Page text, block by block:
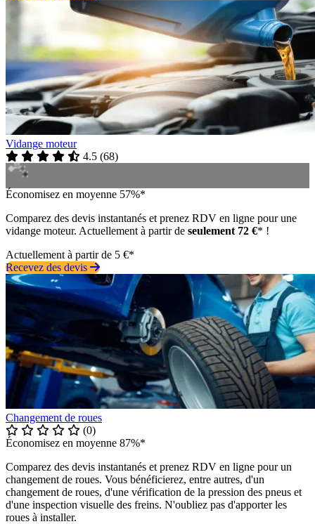
Vidange moteur
4.5 (68)
Économisez en moyenne 57%*
Comparez des devis instantanés et prenez RDV en ligne pour une
vidange moteur. Actuellement à partir de seulement 72 €* !
Actuellement à partir de 5 €*
Recevez des devis
Changement de roues
(0)
Économisez en moyenne 87%*
Comparez des devis instantanés et prenez RDV en ligne pour un
changement de roues. Vous bénéficierez, entre autres, d'un
changement de roues, d'une vérification de la pression des pneus et
d'une inspection visuelle des freins. N'oubliez pas d'apporter les
roues à installer.